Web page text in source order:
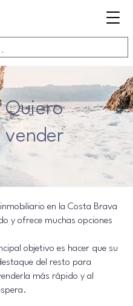
Quiero
vender
en la Costa Brava
y ofrece muchas opciones
objetivo es hacer que su
del resto para
más rápido y al